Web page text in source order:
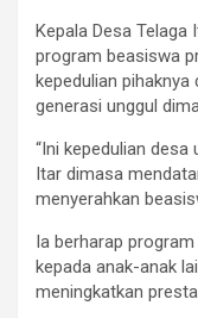
Kepala Desa Telaga
program beasiswa
kepedulian
generasi unggul
“Ini kepedulian
Itar dimasa
menyerahkan
Ia berharap
kepada anak-anak
meningkatkan